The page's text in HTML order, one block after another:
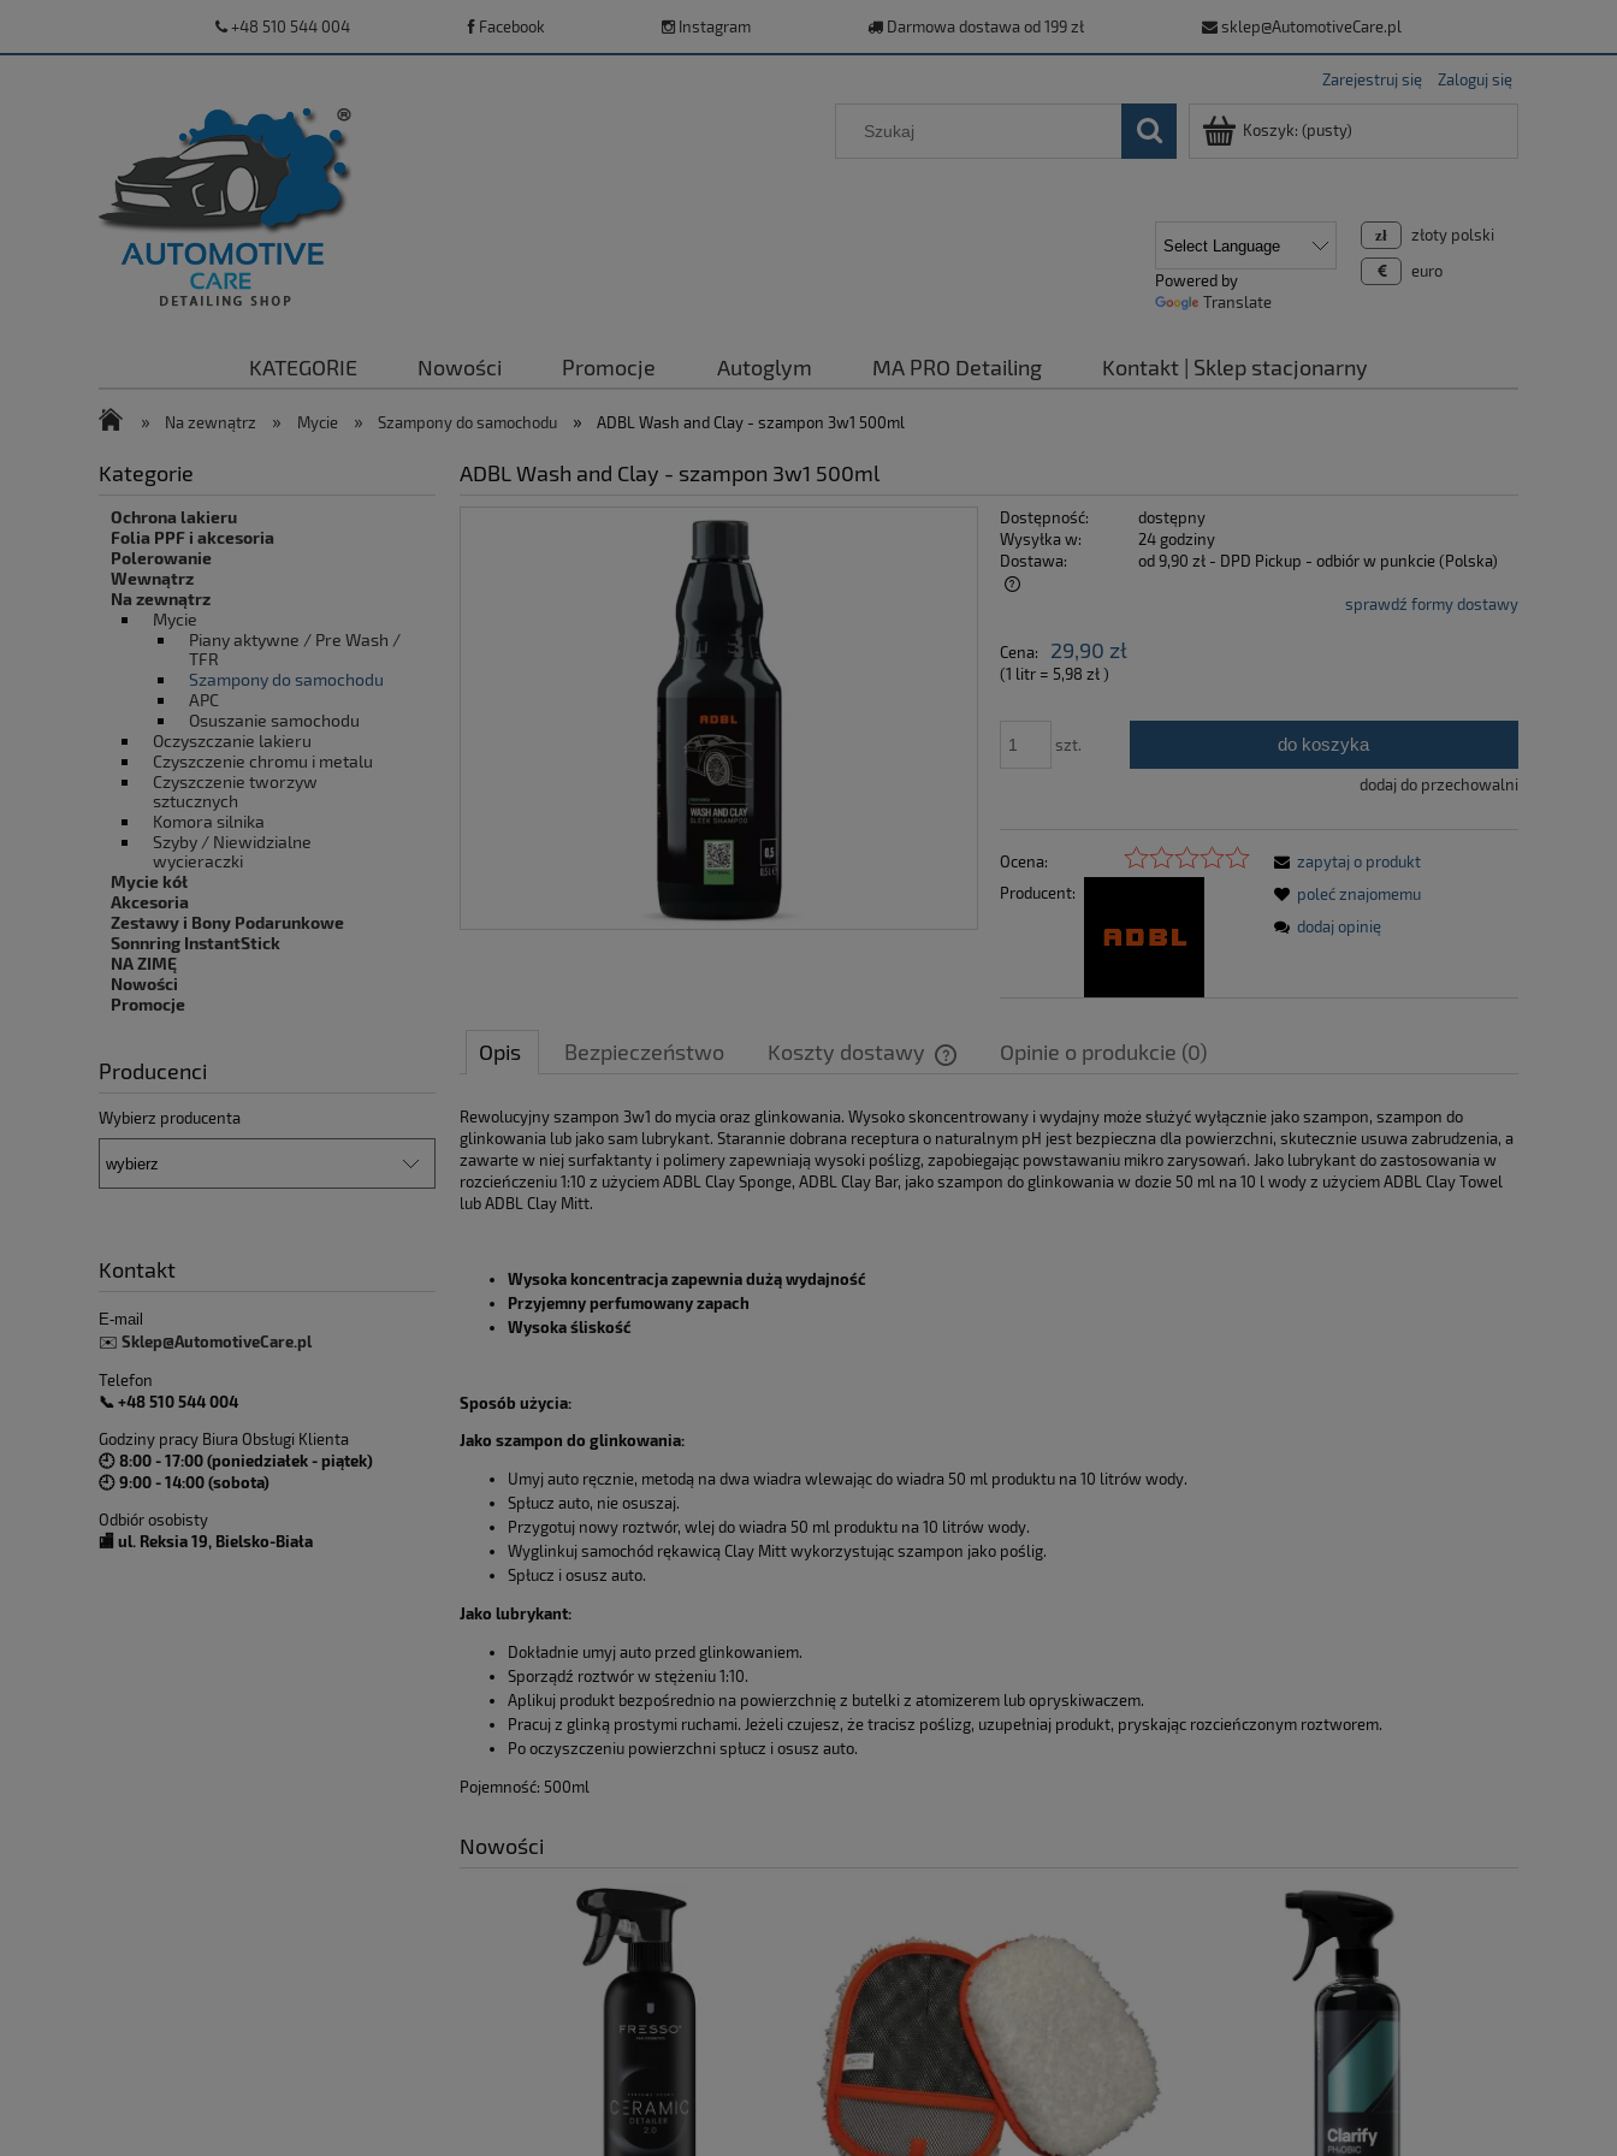
+48 510 544 004 Facebook Instagram Darmowa dostawa od 199 zł sklep@AutomotiveCare.pl
Zarejestruj się Zaloguj się
Koszyk: (pusty)
złoty polski
euro
Powered by
Translate
KATEGORIE Nowości Promocje Autoglym MA PRO Detailing Kontakt | Sklep stacjonarny
» Na zewnątrz » Mycie » Szampony do samochodu » ADBL Wash and Clay - szampon 3w1 500ml
Kategorie
Ochrona lakieru
Folia PPF i akcesoria
Polerowanie
Wewnątrz
Na zewnątrz
Mycie
Piany aktywne / Pre Wash /
TFR
Szampony do samochodu
APC
Osuszanie samochodu
Oczyszczanie lakieru
Czyszczenie chromu i metalu
Czyszczenie tworzyw
sztucznych
Komora silnika
Szyby / Niewidzialne
wycieraczki
Mycie kół
Akcesoria
Zestawy i Bony Podarunkowe
Sonnring InstantStick
NA ZIMĘ
Nowości
Promocje
Producenci
Wybierz producenta
Kontakt
E-mail
✉️ Sklep@AutomotiveCare.pl
Telefon
📞 +48 510 544 004
Godziny pracy Biura Obsługi Klienta
🕘 8:00 - 17:00 (poniedziałek - piątek)
🕘 9:00 - 14:00 (sobota)
Odbiór osobisty
🏬 ul. Reksia 19, Bielsko-Biała
ADBL Wash and Clay - szampon 3w1 500ml
Dostępność:
dostępny
Wysyłka w:
24 godziny
Dostawa:
od 9,90 zł - DPD Pickup - odbiór w punkcie (Polska)
Cena nie zawiera ewentualnych kosztów
płatności
sprawdź formy dostawy
Cena: 29,90 zł
(1 litr = 5,98 zł)
szt. do koszyka
dodaj do przechowalni
Ocena:
Producent:
zapytaj o produkt
poleć znajomemu
dodaj opinię
Opis Bezpieczeństwo Koszty dostawy
Cena nie zawiera ewentualnych kosztów
płatności
Opinie o produkcie (0)
Rewolucyjny szampon 3w1 do mycia oraz glinkowania. Wysoko skoncentrowany i wydajny może służyć wyłącznie jako szampon, szampon do
glinkowania lub jako sam lubrykant. Starannie dobrana receptura o naturalnym pH jest bezpieczna dla powierzchni, skutecznie usuwa zabrudzenia, a
zawarte w niej surfaktanty i polimery zapewniają wysoki poślizg, zapobiegając powstawaniu mikro zarysowań. Jako lubrykant do zastosowania w
rozcieńczeniu 1:10 z użyciem ADBL Clay Sponge, ADBL Clay Bar, jako szampon do glinkowania w dozie 50 ml na 10 l wody z użyciem ADBL Clay Towel
lub ADBL Clay Mitt.
Wysoka koncentracja zapewnia dużą wydajność
Przyjemny perfumowany zapach
Wysoka śliskość
Sposób użycia:
Jako szampon do glinkowania:
Umyj auto ręcznie, metodą na dwa wiadra wlewając do wiadra 50 ml produktu na 10 litrów wody.
Spłucz auto, nie osuszaj.
Przygotuj nowy roztwór, wlej do wiadra 50 ml produktu na 10 litrów wody.
Wyglinkuj samochód rękawicą Clay Mitt wykorzystując szampon jako poślig.
Spłucz i osusz auto.
Jako lubrykant:
Dokładnie umyj auto przed glinkowaniem.
Sporządź roztwór w stężeniu 1:10.
Aplikuj produkt bezpośrednio na powierzchnię z butelki z atomizerem lub opryskiwaczem.
Pracuj z glinką prostymi ruchami. Jeżeli czujesz, że tracisz poślizg, uzupełniaj produkt, pryskając rozcieńczonym roztworem.
Po oczyszczeniu powierzchni spłucz i osusz auto.
Pojemność: 500ml
Nowości